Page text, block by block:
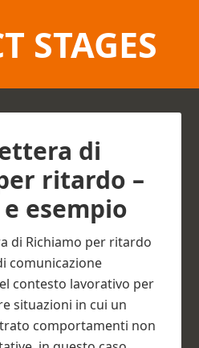
STAGES
di
ritardo –
esempio
di Richiamo per ritardo
comunicazione
contesto lavorativo per
situazioni in cui un
comportamenti non